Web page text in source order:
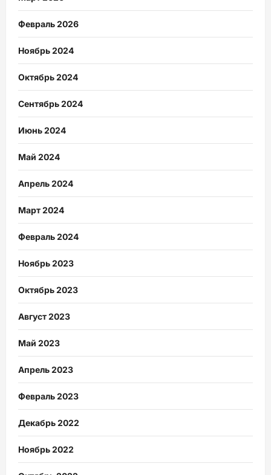
Февраль 2026
Ноябрь 2024
Октябрь 2024
Сентябрь 2024
Июнь 2024
Май 2024
Апрель 2024
Март 2024
Февраль 2024
Ноябрь 2023
Октябрь 2023
Август 2023
Май 2023
Апрель 2023
Февраль 2023
Декабрь 2022
Ноябрь 2022